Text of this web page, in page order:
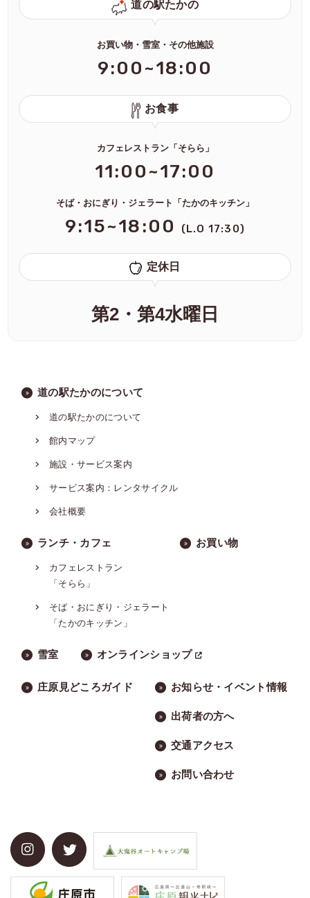
道の駅たかの
お買い物・雪室・その他施設
9:00~18:00
お食事
カフェレストラン「そらら」
11:00~17:00
そば・おにぎり・ジェラート「たかのキッチン」
9:15~18:00 (L.O 17:30)
定休日
第2・第4水曜日
道の駅たかのについて
道の駅たかのについて
館内マップ
施設・サービス案内
サービス案内：レンタサイクル
会社概要
ランチ・カフェ
カフェレストラン
「そらら」
そば・おにぎり・ジェラート
「たかのキッチン」
お買い物
雪室 オンラインショップ
庄原見どころガイド お知らせ・イベント情報
出荷者の方へ
交通アクセス
お問い合わせ